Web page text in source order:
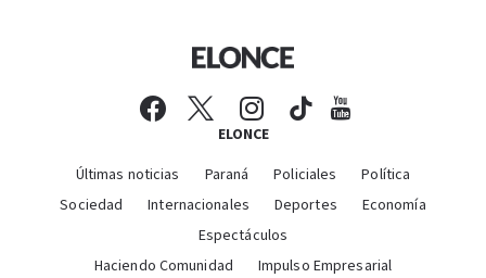
ELONCE
Últimas noticias Paraná Policiales
Política
Sociedad
Internacionales Deportes
Economía
Espectáculos
Haciendo Comunidad
Impulso Empresarial